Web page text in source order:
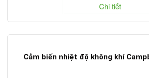
Chi tiết
Cảm biến nhiệt độ không khí